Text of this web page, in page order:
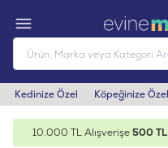
Kedinize Özel Köpeğinize Özel
10.000 TL Alışverişe500 TL